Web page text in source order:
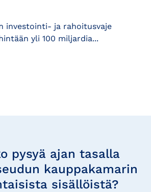
investointi- ja rahoitusvaje
yli 100 miljardia...
pysyä ajan tasalla
kauppakamarin
sisällöistä?